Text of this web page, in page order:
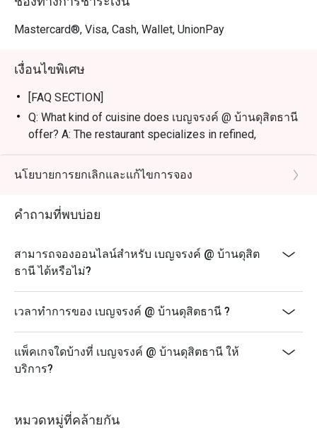
จากโรงแรมดุสิตธานีที่มอบประสบการณ์การเดินทางที่ไม่
เหมือนใคร
・การจองผ่านแอปหรือเว็บไซต์ Eatigo เป็นวิธีที่คุ้มค่าที่สุด
เพียงเลือกช่วงเวลาที่คุณต้องการเพื่อรับส่วนลดสูงสุดถึง 50%
สำหรับค่าอาหาร
Mastercard®, Visa, Cash, Wallet, UnionPay
เงื่อนไขพิเศษ
[FAQ SECTION]
Q: What kind of cuisine does เบญจรงค์ @ บ้านดุสิตธานี
offer? A: The restaurant specializes in refined,
traditional, and authentic Thai cuisine using premium
dish is the 72-hour braised beef green curry. Other
popular items include Tom Yum Goong and the unique
Q: What is the dress code? A: The atmosphere is
professional and luxury-casual; smart casual attire is
recommended, especially for business hosting or
special events.
Q: How do I get to เบญจรงค์ @ บ้านดุสิตธานี? A: It is
located at Baan Dusit Thani on Saladaeng Road. It is
easily accessible via MRT สีลม and offers a hotel tuk-
นโยบายการยกเลิกและแก้ไขการจอง
คำถามที่พบบ่อย
สามารถจองออนไลน์สำหรับ เบญจรงค์ @ บ้านดุสิต
ธานี ได้หรือไม่?
เวลาทำการของ เบญจรงค์ @ บ้านดุสิตธานี ?
แพ็คเกจใดบ้างที่ เบญจรงค์ @ บ้านดุสิตธานี ให้
บริการ?
หมวดหมู่ที่คล้ายกัน